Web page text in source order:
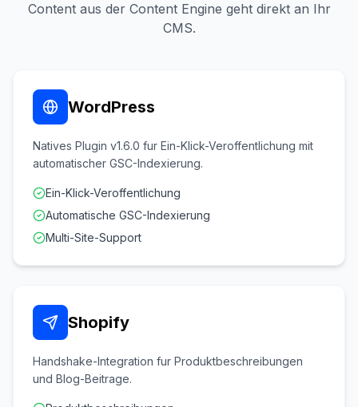
Content aus der Content Engine geht direkt an Ihr
CMS.
WordPress
Natives Plugin v1.6.0 fur Ein-Klick-Veroffentlichung mit
automatischer GSC-Indexierung.
Ein-Klick-Veroffentlichung
Automatische GSC-Indexierung
Multi-Site-Support
Shopify
Handshake-Integration fur Produktbeschreibungen
und Blog-Beitrage.